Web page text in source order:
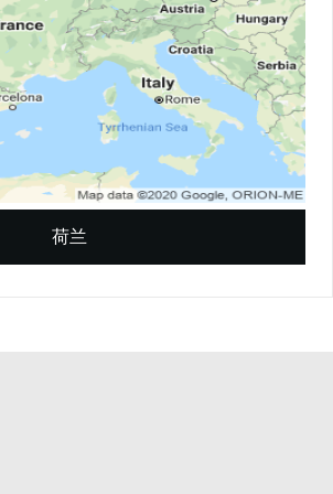
荷兰